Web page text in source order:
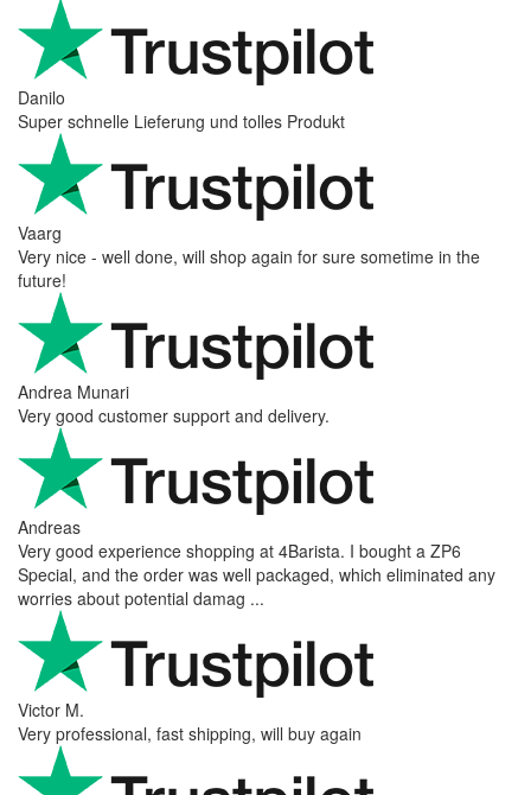
Danilo
Super schnelle Lieferung und tolles Produkt
Vaarg
Very nice - well done, will shop again for sure sometime in the
future!
Andrea Munari
Very good customer support and delivery.
Andreas
Very good experience shopping at 4Barista. I bought a ZP6
Special, and the order was well packaged, which eliminated any
worries about potential damag ...
Victor M.
Very professional, fast shipping, will buy again